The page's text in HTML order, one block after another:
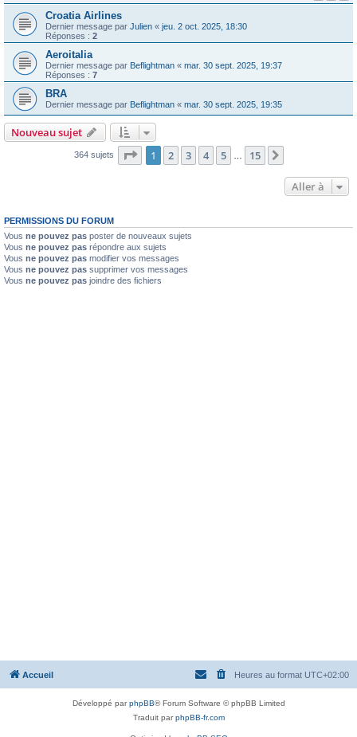
Croatia Airlines
Dernier message par Julien « jeu. 2 oct. 2025, 18:30
Réponses : 2
Aeroitalia
Dernier message par Beflightman « mar. 30 sept. 2025, 19:37
Réponses : 7
BRA
Dernier message par Beflightman « mar. 30 sept. 2025, 19:35
Nouveau sujet
364 sujets Page 1sur15
1 2 3 4 5 15
Aller à
PERMISSIONS DU FORUM
Vous ne pouvez pas poster de nouveaux sujets
Vous ne pouvez pas répondre aux sujets
Vous ne pouvez pas modifier vos messages
Vous ne pouvez pas supprimer vos messages
Vous ne pouvez pas joindre des fichiers
Accueil Heures au format UTC+02:00
Développé parphpBB® Forum Software © phpBB Limited
Traduit parphpBB-fr.com